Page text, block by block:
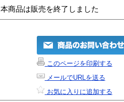
本商品は販売を終了しました
このページを印刷する
メールでURLを送る
お気に入りに追加する